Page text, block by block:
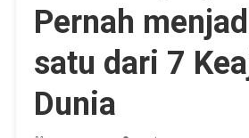
Pernah
satu dari 7
Dunia